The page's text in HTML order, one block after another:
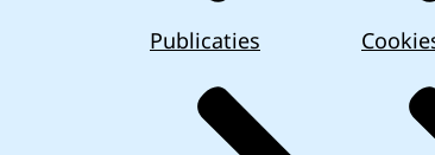
Publicaties